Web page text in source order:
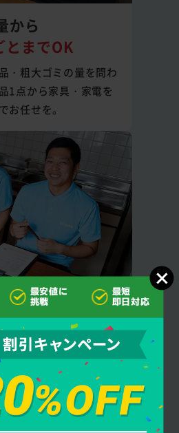
から
とまでOK
・粗大ゴミの量を問わ
1点から家具・家電を
お任せを。
り後の
金なし
成立後にお客様に許可
加することは一切あり
せください。
最安値に
挑戦
最短
即日対応